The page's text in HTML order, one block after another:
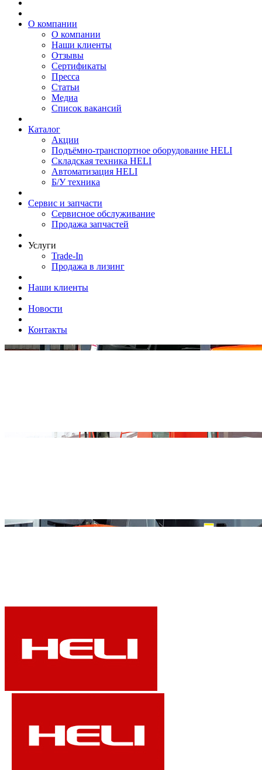
О компании
О компании
Наши клиенты
Отзывы
Сертификаты
Пресса
Статьи
Медиа
Список вакансий
Каталог
Акции
Подъёмно-транспортное оборудование HELI
Складская техника HELI
Автоматизация HELI
Б/У техника
Сервис и запчасти
Сервисное обслуживание
Продажа запчастей
Услуги
Trade-In
Продажа в лизинг
Наши клиенты
Новости
Контакты